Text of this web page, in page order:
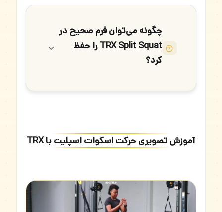
چگونه می‌توان فرم صحیح در
TRX Split Squat را حفظ
کرد؟
آموزش تصویری حرکت اسکوات اسپلیت با TRX